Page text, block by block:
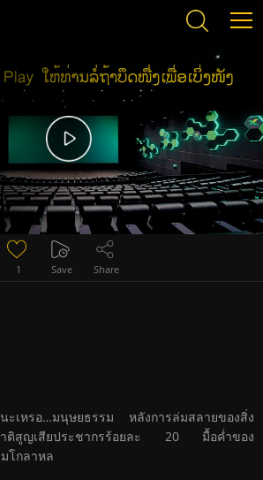
1 Save Share
เหรอ…มนุษยธรรม หลังการล่มสลายของสิ่ง
าติสูญเสียประชากรร้อยละ 20 มื้อค่ำของ
โกลาหล